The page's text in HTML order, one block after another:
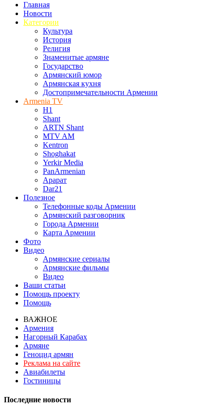
Главная
Новости
Категории
Культура
История
Религия
Знаменитые армяне
Государство
Армянский юмор
Армянская кухня
Достопримечательности Армении
Armenia TV
H1
Shant
ARTN Shant
MTV AM
Kentron
Shoghakat
Yerkir Media
PanArmenian
Арарат
Dar21
Полезное
Телефонные коды Армении
Армянский разговорник
Города Армении
Карта Армении
Фото
Видео
Армянские сериалы
Армянские фильмы
Видео
Ваши статьи
Помощь проекту
Помощь
ВАЖНОЕ
Армения
Нагорный Карабах
Армяне
Геноцид армян
Реклама на сайте
Авиабилеты
Гостиницы
Последние новости